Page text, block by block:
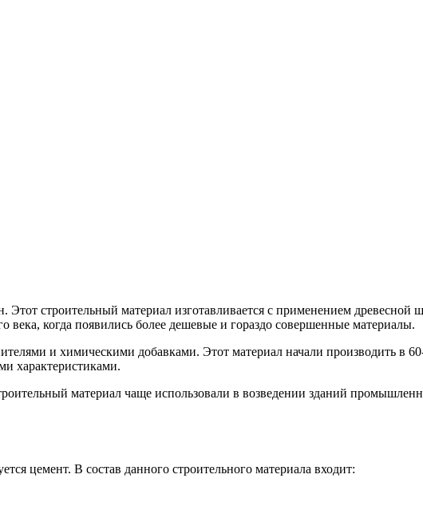
Этот строительный материал изготавливается с применением
века, когда появились более дешевые и гораздо совершенные материалы.
и химическими добавками. Этот материал начали производить в
характеристиками.
материал чаще использовали в возведении зданий
цемент. В состав данного строительного материала входит: